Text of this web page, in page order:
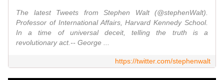
The latest Tweets from Stephen Walt (@stephenWalt).
Professor of International Affairs, Harvard Kennedy School.
In a time of universal deceit, telling the truth is a
revolutionary act.-- George ...
https://twitter.com/stephenwalt